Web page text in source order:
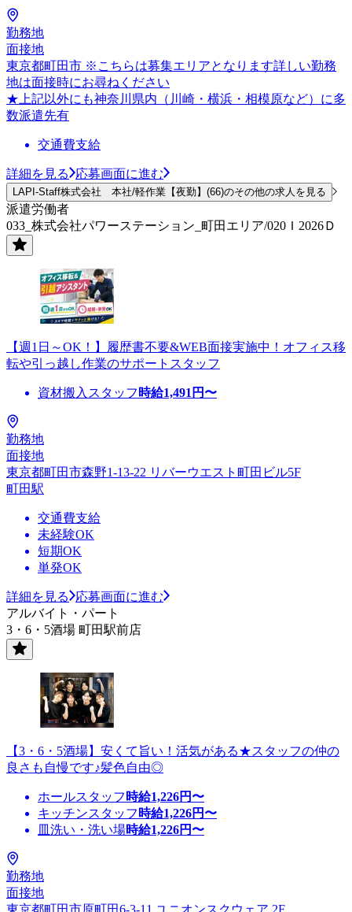
勤務地
面接地
東京都町田市 ※こちらは募集エリアとなります詳しい勤務
地は面接時にお尋ねください
★上記以外にも神奈川県内（川崎・横浜・相模原など）に多
数派遣先有
交通費支給
詳細を見る 応募画面に進む
LAPI-Staff株式会社 本社/軽作業【夜勤】(66)のその他の求人を見る
派遣労働者
033_株式会社パワーステーション_町田エリア/020Ｉ2026Ｄ
【週1日～OK！】履歴書不要&WEB面接実施中！オフィス移
転や引っ越し作業のサポートスタッフ
資材搬入スタッフ 時給1,491 円〜
勤務地
面接地
東京都町田市森野1-13-22 リバーウエスト町田ビル5F
町田駅
交通費支給
未経験OK
短期OK
単発OK
詳細を見る
応募画面に進む
アルバイト・パート
3・6・5酒場 町田駅前店
【3・6・5酒場】安くて旨い！活気がある★スタッフの仲の
良さも自慢です♪髪色自由◎
ホールスタッフ 時給1,226円〜
キッチンスタッフ 時給1,226円〜
皿洗い・洗い場時給1,226円〜
勤務地
面接地
東京都町田市原町田6-3-11 ユニオンスクウェア 2F